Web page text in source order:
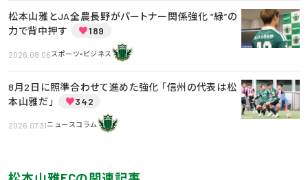
松本山雅とJA全農長野がパートナー関係強化 “緑”の
力で背中押す
♥189
2026.08.06 スポーツ×ビジネス
8月2日に照準合わせて進めた強化 「信州の代表は松
本山雅だ」
♥342
2026.07.31ニュースコラム